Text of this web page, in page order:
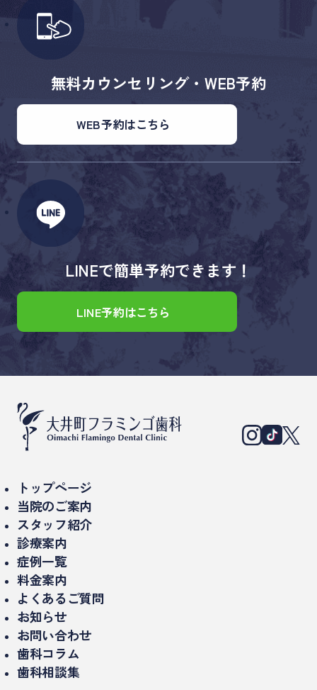
無料カウンセリング・WEB予約
WEB予約はこちら
LINEで簡単予約できます！
LINE予約はこちら
トップページ
当院のご案内
当院について
診療時間・アクセス
設備紹介（院内・機器）
医院概要
スタッフ紹介
理事長紹介
ドクター紹介
診療案内
インプラント治療
セラミック治療/詰め物、被せもの
ミニッシュ
入れ歯、義歯
精密治療（マイクロスコープ）
症例一覧
料金案内
よくあるご質問
お知らせ
お問い合わせ
歯科コラム
インプラントのコラム
歯科相談集